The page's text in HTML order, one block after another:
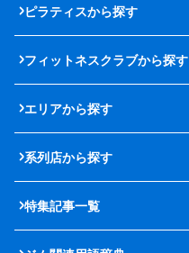
ピラティスから探す
フィットネスクラブから探す
エリアから探す
系列店から探す
特集記事一覧